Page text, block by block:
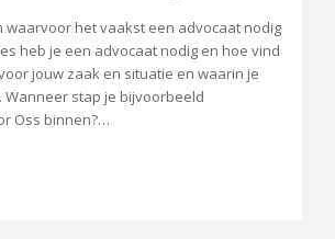
waarvoor het vaakst een advocaat nodig
heb je een advocaat nodig en hoe vind
jouw zaak en situatie en waarin je
stap je bijvoorbeeld
Oss binnen?…